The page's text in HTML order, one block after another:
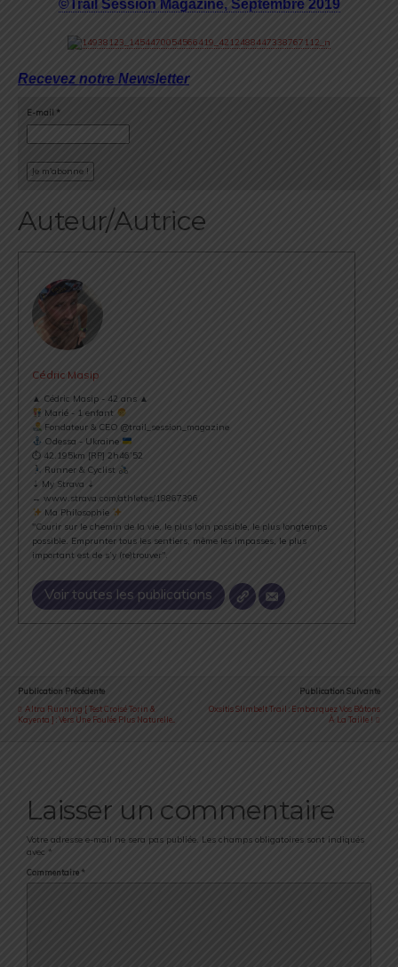
©Trail Session Magazine, Septembre 2019
Recevez notre Newsletter
E-mail *
Auteur/Autrice
Cédric Masip
▲ Cédric Masip - 42 ans ▲
Marié - 1 enfant
Fondateur & CEO @trail_session_magazine
Odessa - Ukraine
⏱ 42.195km [RP] 2h46’52
Runner & Cyclist
⇣ My Strava ⇣
→ www.strava.com/athletes/18867396
Ma Philosophie
"Courir sur le chemin de la vie, le plus loin possible, le plus longtemps
possible. Emprunter tous les sentiers, même les impasses, le plus
important est de s’y (re)trouver".
Voir toutes les publications
Publication Précédente
Altra Running [ Test Croisé Torin &
Kayenta ] : Vers Une Foulée Plus Naturelle...
Publication Suivante
Oxsitis Slimbelt Trail : Embarquez Vos Bâtons
À La Taille !
Laisser un commentaire
Votre adresse e-mail ne sera pas publiée. Les champs obligatoires sont indiqués
avec *
Commentaire *